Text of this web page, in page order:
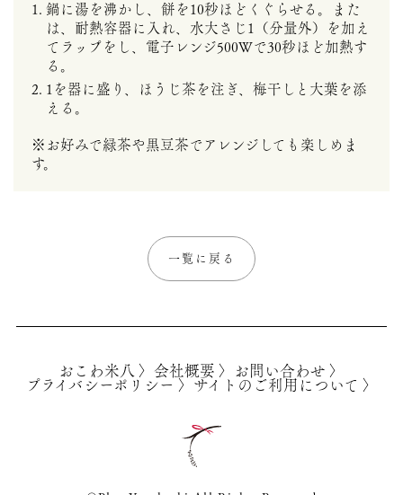
1. 鍋に湯を沸かし、餅を10秒ほどくぐらせる。また
は、耐熱容器に入れ、水大さじ1（分量外）を加え
てラップをし、電子レンジ500Wで30秒ほど加熱す
る。
2. 1を器に盛り、ほうじ茶を注ぎ、梅干しと大葉を添
える。
※お好みで緑茶や黒豆茶でアレンジしても楽しめま
す。
一覧に戻る
おこわ米八 〉 会社概要 〉
お問い合わせ 〉
プライバシーポリシー 〉 サイトのご利用について 〉